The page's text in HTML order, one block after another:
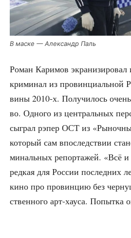
В мас­ке — Алек­сандр Паль
Роман Кари­мов
кри­ми­нал из про­вин­ци­аль­ной
ви­ны 2010‑х. Полу­чи­лось
во. Одно­го из цен­траль­ных
сыг­рал рэпер ОСТ из
кото­рый сам впо­след­ствии
ми­наль­ных репор­та­жей. «Всё
ред­кая для Рос­сии послед­них
кино про про­вин­цию без
ствен­но­го арт-хау­са. Попыт­ка